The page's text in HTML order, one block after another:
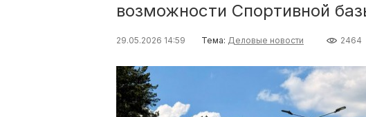
возможности Спортивной
29.05.2026 14:59 Тема: Деловые новости 2464